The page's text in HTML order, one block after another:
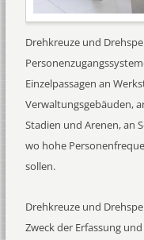
Drehkreuze und
Einzelpassagen an
Verwaltungsgebäuden,
Stadien und Arenen, an
wo hohe
sollen.
Drehkreuze und
Zweck der Erfassung